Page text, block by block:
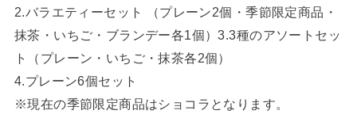
2.バラエティーセット （プレーン2個・季節限定商品・
抹茶・いちご・ブランデー各1個）3.3種のアソートセッ
ト（プレーン・いちご・抹茶各2個）
4.プレーン6個セット
※現在の季節限定商品はショコラとなります。